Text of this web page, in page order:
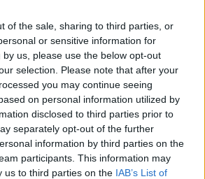
of the sale, sharing to third parties, or
or sensitive information for
us, please use the below opt-out
selection. Please note that after your
you may continue seeing
on personal information utilized by
disclosed to third parties prior to
separately opt-out of the further
information by third parties on the
participants. This information may
us to third parties on the IAB’s List of